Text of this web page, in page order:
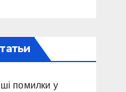
помилки у